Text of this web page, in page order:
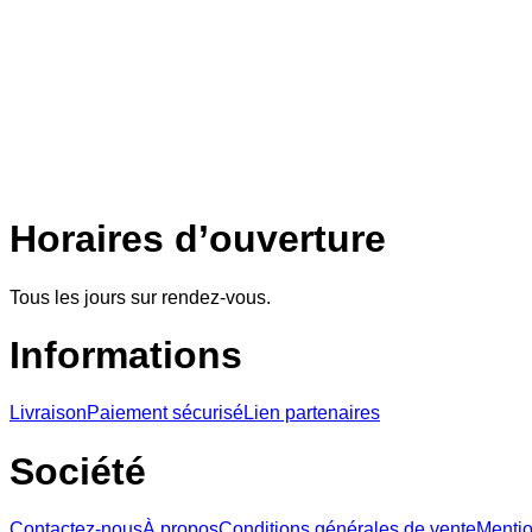
Horaires d’ouverture
Tous les jours sur rendez-vous.
Informations
LivraisonPaiement sécuriséLien partenaires
Société